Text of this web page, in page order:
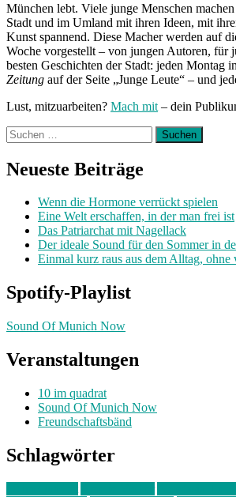
München lebt. Viele junge Menschen
Stadt und im Umland mit ihren Ideen, mit
Kunst spannend. Diese Macher werden auf
Woche vorgestellt – von jungen Autoren, für
besten Geschichten der Stadt: jeden Montag
Zeitung auf der Seite „Junge Leute“ – und
Lust, mitzuarbeiten? Mach mit – dein
Suchen
nach:
Neueste Beiträge
Wenn die Hormone verrückt spielen
Eine Welt erschaffen, in der man frei ist
Das Patriarchat mit Nagellack
Der ideale Sound für den Sommer in
Einmal kurz raus aus dem Alltag, ohne
Spotify-Playlist
Sound Of Munich Now
Veranstaltungen
10 im quadrat
Sound Of Munich Now
Freundschaftsbänd
Schlagwörter